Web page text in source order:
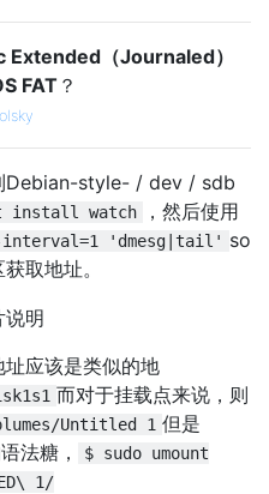
Extended（Journaled）
FAT ？
Debian-style- / dev / sdb
install watch ，然后使用
interval=1 'dmesg|tail' so
取地址。
应该是类似的地
而对于挂载点来说，则
Untitled 1 但是
法糖，
$ sudo umount
1/